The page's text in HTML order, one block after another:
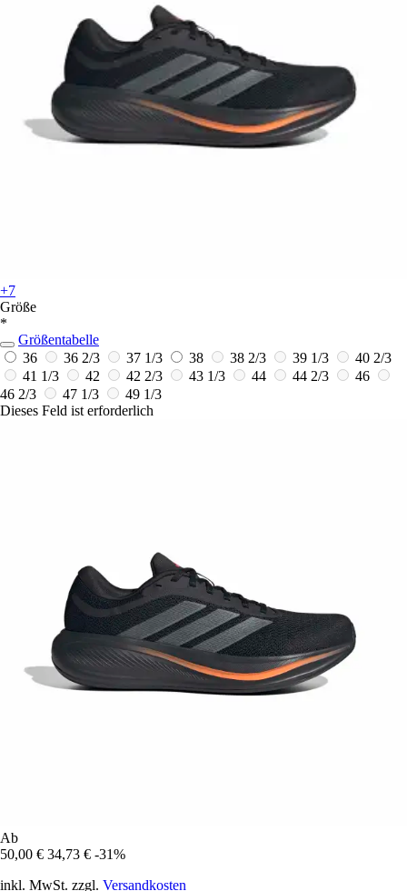
+7
Größe
*
Größentabelle
36
36 2/3 37 1/3 38 38 2/3 39 1/3
40 2/3
41 1/3
42 42 2/3 43 1/3 44 44 2/3
46
46 2/3
47 1/3
49 1/3
Dieses Feld ist erforderlich
Ab
50,00 € 34,73 € -31%
inkl. MwSt. zzgl. Versandkosten